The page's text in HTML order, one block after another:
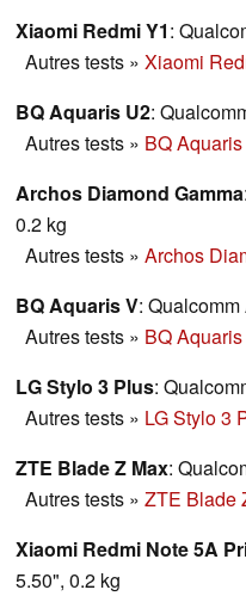
Xiaomi Redmi Y1:
Autres tests » Xiaomi
BQ Aquaris U2:
Autres tests » BQ
Archos Diamond Gamma
0.2 kg
Autres tests » Archos
BQ Aquaris V:
Autres tests » BQ
LG Stylo 3 Plus:
Autres tests » LG Stylo 3
ZTE Blade Z Max:
Autres tests » ZTE Blade
Xiaomi Redmi Note 5A
5.50", 0.2 kg